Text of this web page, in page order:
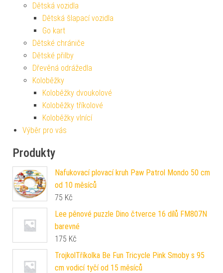
Dětská vozidla
Dětská šlapací vozidla
Go kart
Dětské chrániče
Dětské přilby
Dřevěná odrážedla
Koloběžky
Koloběžky dvoukolové
Koloběžky tříkolové
Koloběžky vlnící
Výběr pro vás
Produkty
Nafukovací plovací kruh Paw Patrol Mondo 50 cm
od 10 měsíců
75 Kč
Lee pěnové puzzle Dino čtverce 16 dílů FM807N
barevné
175 Kč
TrojkolTříkolka Be Fun Tricycle Pink Smoby s 95
cm vodicí tyčí od 15 měsíců